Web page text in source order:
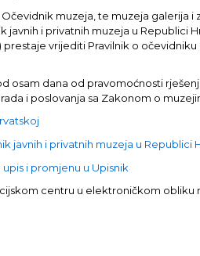
muzeja, te muzeja galerija
i privatnih muzeja u Republici
prestaje vrijediti Pravilnik o
osam dana od pravomoćnosti
i poslovanja sa Zakonom o
javnih i privatnih muzeja u Republici
i promjenu u Upisnik
centru u elektroničkom obliku